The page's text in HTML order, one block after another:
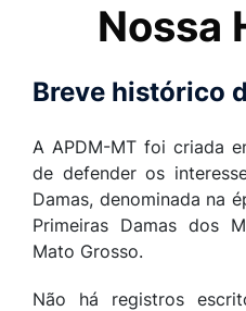
Nossa
Breve histórico
A APDM-MT foi criada
de defender os
Damas, denominada na
Primeiras Damas dos
Mato Grosso.
Não há registros